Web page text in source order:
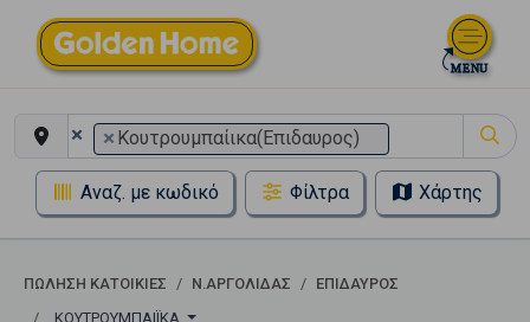
× × Κουτρουμπαίικα(Επιδαυρος)
Αναζ. με κωδικό Φίλτρα Χάρτης
ΠΏΛΗΣΗ ΚΑΤΟΙΚΊΕΣ Ν.ΑΡΓΟΛΙΔΑΣ
ΕΠΙΔΑΥΡΟΣ
ΚΟΥΤΡΟΥΜΠΑΊΙΚΑ